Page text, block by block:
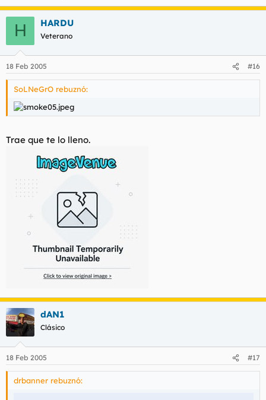
H HARDU
Veterano
18 Feb 2005 #16
SoLNeGrO rebuznó:
Trae que te lo lleno.
dAN1
Clásico
18 Feb 2005 #17
drbanner rebuznó: